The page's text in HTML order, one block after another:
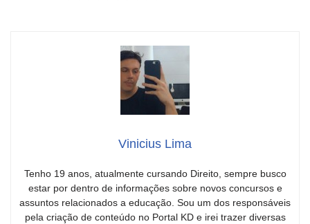
Vinicius Lima
Tenho 19 anos, atualmente cursando Direito, sempre busco
estar por dentro de informações sobre novos concursos e
assuntos relacionados a educação. Sou um dos responsáveis
pela criação de conteúdo no Portal KD e irei trazer diversas